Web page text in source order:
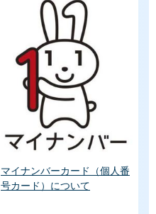
マイナンバーカード（個人番
号カード）について